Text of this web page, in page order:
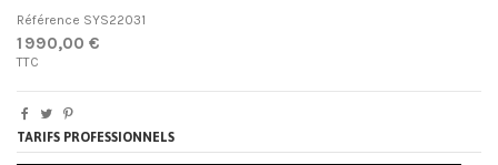
Référence SYS22031
1 990,00 €
TTC
TARIFS PROFESSIONNELS